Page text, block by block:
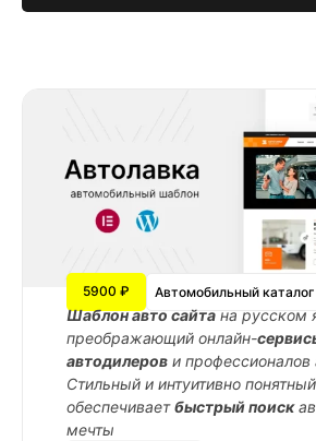
5900 ₽ Автомобильный каталог
Шаблон авто сайта на русском
преображающий онлайн-
автодилеров и профессионалов
Стильный и интуитивно
обеспечиваетбыстрый поиск
мечты